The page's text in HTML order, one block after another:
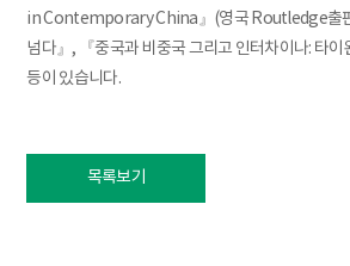
in Contemporary China』(영국 Routledge출
넘다』, 『중국과 비중국 그리고 인터차이나: 타이
등이 있습니다.
목록보기